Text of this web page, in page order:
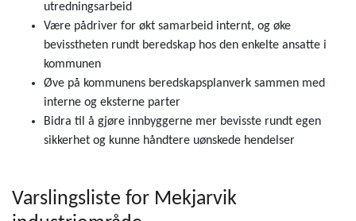
utredningsarbeid
Være pådriver for økt samarbeid internt, og øke
bevisstheten rundt beredskap hos den enkelte ansatte i
kommunen
Øve på kommunens beredskapsplanverk sammen med
interne og eksterne parter
Bidra til å gjøre innbyggerne mer bevisste rundt egen
sikkerhet og kunne håndtere uønskede hendelser
Varslingsliste for Mekjarvik